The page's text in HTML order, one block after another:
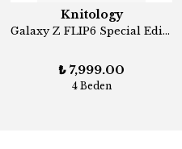
Knitology
Galaxy Z FLIP6 Special Edition Bomber Ceket
₺ 7,999.00
4 Beden